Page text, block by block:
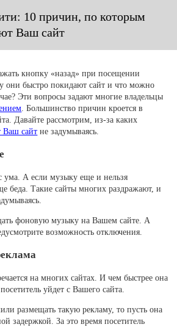
10 причин, по которым
Ваш сайт
кнопку «назад» при посещении
они быстро покидают сайт и что можно
Эти вопросы задают многие владельцы
. Большинство причин кроется в
Давайте рассмотрим, из-за каких
Ваш сайт не задумываясь.
ума. А если музыку еще и нельзя
беда. Такие сайты многих раздражают, и
фоновую музыку на Вашем сайте. А
возможность отключения.
на многих сайтах. И чем быстрее она
уйдет с Вашего сайта.
размещать такую рекламу, то пусть она
задержкой. За это время посетитель